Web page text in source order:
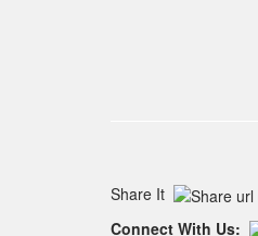
Share It
Connect With Us: